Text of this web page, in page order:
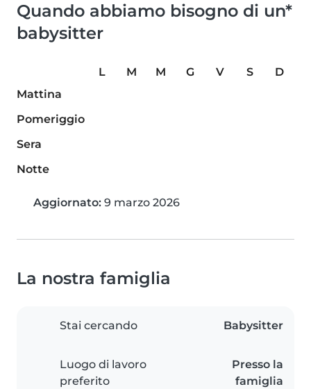
Quando abbiamo bisogno di un*
babysitter
L M M G V S
D
Mattina
Pomeriggio
Sera
Notte
Aggiornato: 9 marzo 2026
La nostra famiglia
Stai cercando Babysitter
Luogo di lavoro
preferito
Presso la
famiglia